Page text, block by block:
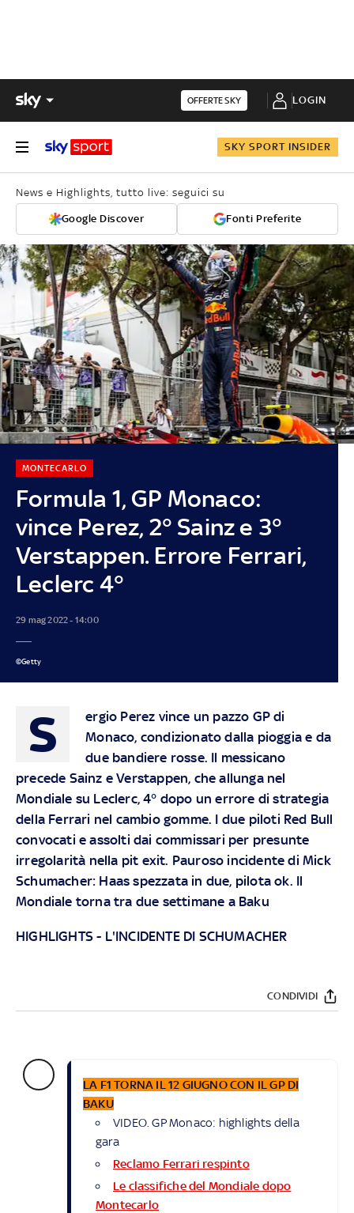
OFFERTE SKY LOGIN
SKY SPORT INSIDER
News e Highlights, tutto live: seguici su
Google Discover Fonti Preferite
Formula 1, GP Monaco:
vince Perez, 2° Sainz e 3°
Verstappen. Errore Ferrari,
Leclerc 4°
MONTECARLO
29 mag 2022 - 14:00
©Getty
S
ergio Perez vince un pazzo GP di
Monaco, condizionato dalla pioggia e da
due bandiere rosse. Il messicano
precede Sainz e Verstappen, che allunga nel
Mondiale su Leclerc, 4° dopo un errore di strategia
della Ferrari nel cambio gomme. I due piloti Red Bull
convocati e assolti dai commissari per presunte
irregolarità nella pit exit. Pauroso incidente di Mick
Schumacher: Haas spezzata in due, pilota ok. Il
Mondiale torna tra due settimane a Baku
HIGHLIGHTS - L'INCIDENTE DI SCHUMACHER
CONDIVIDI
LA F1 TORNA IL 12 GIUGNO CON IL GP DI
BAKU
VIDEO. GP Monaco: highlights della
gara
Reclamo Ferrari respinto
Le classifiche del Mondiale dopo
Montecarlo